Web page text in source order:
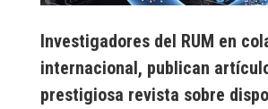
Investigadores del RUM en
internacional, publican
prestigiosa revista sobre